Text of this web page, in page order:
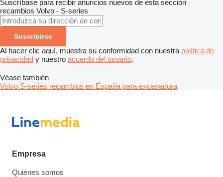
Suscríbase para recibir anuncios nuevos de esta sección
recambios Volvo - S-series
Suscribirse
Al hacer clic aquí, muestra su conformidad con nuestra política de
privacidad y nuestro acuerdo del usuario.
Véase también
Volvo S-series recambios en España para excavadora
Empresa
Quiénes somos